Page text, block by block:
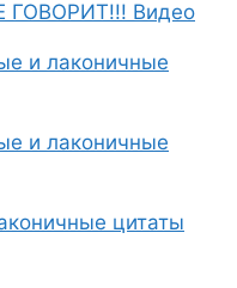
Видео
и лаконичные
и лаконичные
цитаты